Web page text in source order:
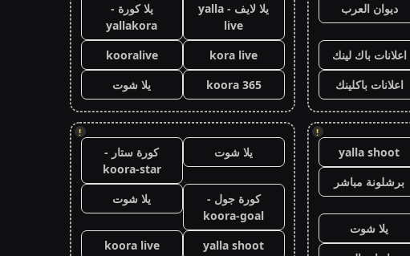
ديوان العرب
اعلانات باك لينك
اعلانات باكلينك
!
yalla shoot
برشلونة مباشر
يلا شوت
يلا لايف - yalla
live
يلا كورة -
yallakora
kora live
kooralive
koora 365
يلا شوت
!
يلا شوت
كورة ستار -
koora-star
كورة جول -
koora-goal
يلا شوت
yalla shoot
koora live